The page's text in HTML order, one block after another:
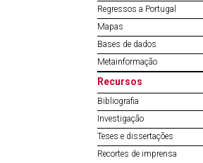
Regressos a Portugal
Mapas
Bases de dados
Metainformação
Recursos
Bibliografia
Investigação
Teses e dissertações
Recortes de imprensa